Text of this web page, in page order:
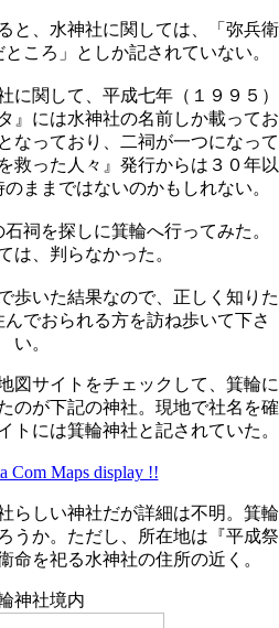
と、水神社に関しては、「弥兵衛
ころ」としか記されていない。
に関して、平成七年（１９９５）
』には水神社の名前しか載ってお
なっており、二祠が一つになって
救った人々』発行からは３０年以
ままではないのかもしれない。
祠を探しに箕輪へ行ってみた。
は、判らなかった。
歩いた結果なので、正しく知りた
でおられる方を訪ね歩いて下さ
い。
図サイトをチェックして、箕輪に
のが下記の神社。現地で社名を確
トには箕輪神社と記されていた。
らしい神社だが詳細は不明。箕輪
うか。ただし、所在地は『平成祭
命を祀る水神社の住所の近く。
神社境内